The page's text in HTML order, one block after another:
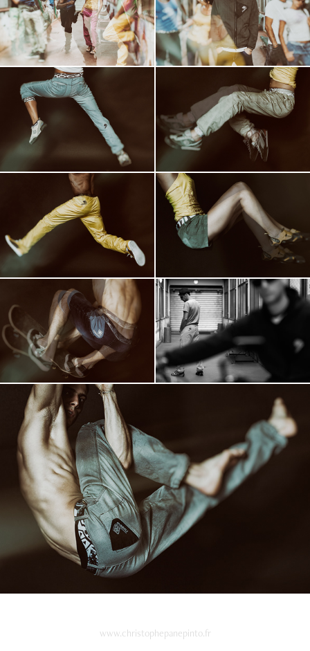
www.christophepanepinto.fr